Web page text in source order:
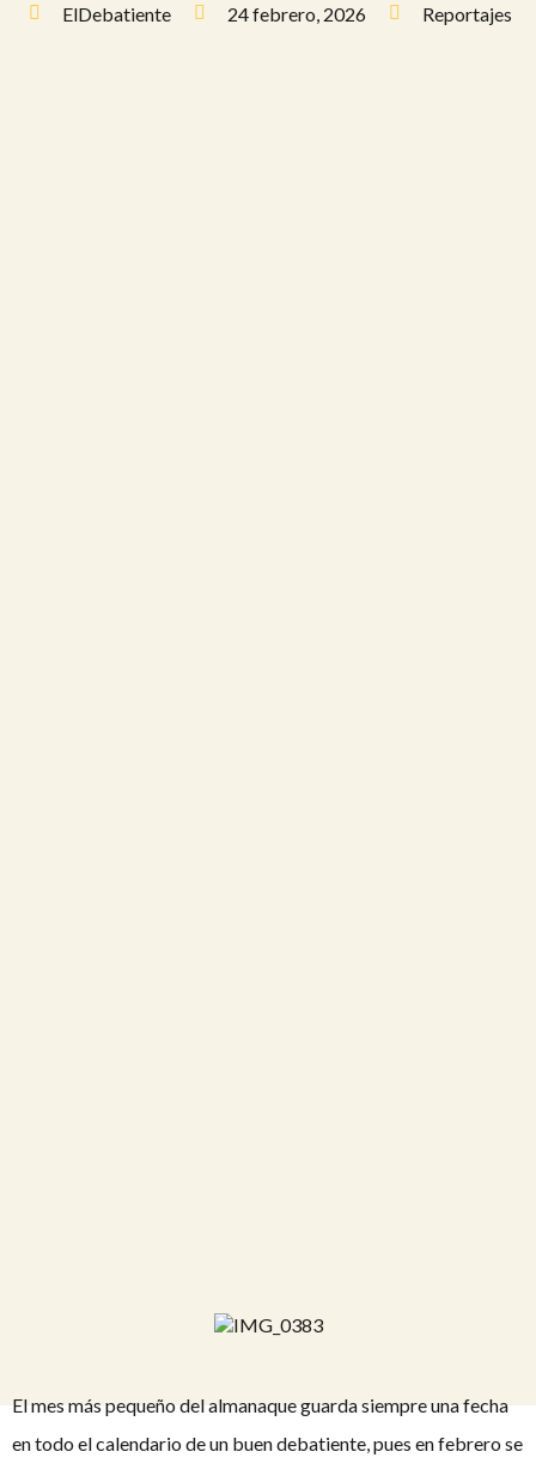
ElDebatiente 24 febrero, 2026 Reportajes
El mes más pequeño del almanaque guarda siempre una fecha
en todo el calendario de un buen debatiente, pues en febrero se